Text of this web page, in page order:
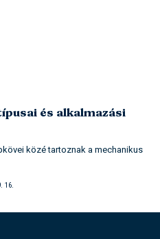
és alkalmazási
közé tartoznak a mechanikus
16.